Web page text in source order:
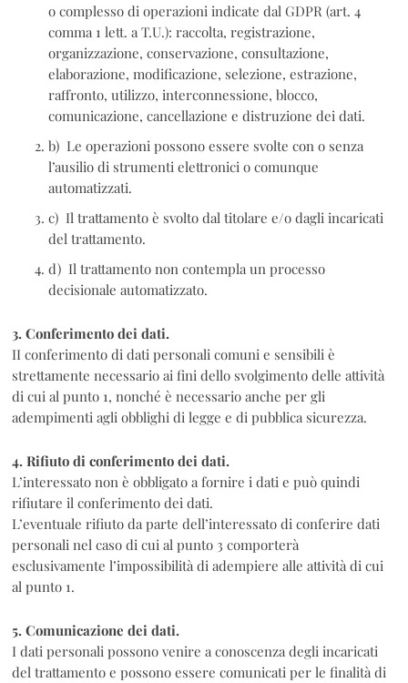
o complesso di operazioni indicate dal GDPR (art. 4
comma 1 lett. a T.U.): raccolta, registrazione,
organizzazione, conservazione, consultazione,
elaborazione, modificazione, selezione, estrazione,
raffronto, utilizzo, interconnessione, blocco,
comunicazione, cancellazione e distruzione dei dati.
b) Le operazioni possono essere svolte con o senza
l’ausilio di strumenti elettronici o comunque
automatizzati.
c) Il trattamento è svolto dal titolare e/o dagli incaricati
del trattamento.
d) Il trattamento non contempla un processo
decisionale automatizzato.
3. Conferimento dei dati.
II conferimento di dati personali comuni e sensibili è
strettamente necessario ai fini dello svolgimento delle attività
di cui al punto 1, nonché è necessario anche per gli
adempimenti agli obblighi di legge e di pubblica sicurezza.
4. Rifiuto di conferimento dei dati.
L’interessato non è obbligato a fornire i dati e può quindi
rifiutare il conferimento dei dati.
L’eventuale rifiuto da parte dell’interessato di conferire dati
personali nel caso di cui al punto 3 comporterà
esclusivamente l’impossibilità di adempiere alle attività di cui
al punto 1.
5. Comunicazione dei dati.
I dati personali possono venire a conoscenza degli incaricati
del trattamento e possono essere comunicati per le finalità di